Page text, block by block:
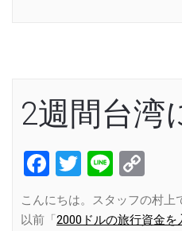
2週間台湾
Facebook
Twitter
Line
こんにちは。スタッフの村上
以前「2000ドルの旅行資金を